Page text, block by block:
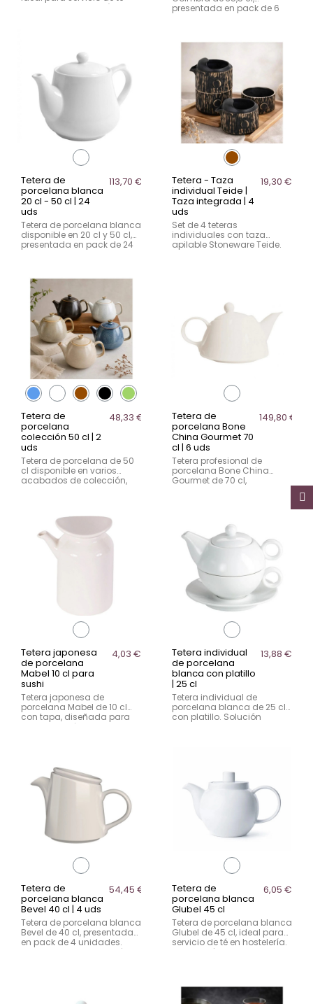
elegante en hostelería.
presentada en pack de 6
Tetera de
porcelana blanca
20 cl - 50 cl | 24
uds
113,70 €
Tetera de porcelana blanca
disponible en 20 cl y 50 cl,
presentada en pack de 24
Tetera - Taza
individual Teide |
Taza integrada | 4
uds
19,30 €
Set de 4 teteras
individuales con taza
apilable Stoneware Teide.
Tetera de
porcelana
colección 50 cl | 2
uds
48,33 €
Tetera de porcelana de 50
cl disponible en varios
acabados de colección,
Tetera de
porcelana Bone
China Gourmet 70
cl | 6 uds
149,80 €
Tetera profesional de
porcelana Bone China
Gourmet de 70 cl,
Tetera japonesa
de porcelana
Mabel 10 cl para
sushi
4,03 €
Tetera japonesa de
porcelana Mabel de 10 cl
con tapa, diseñada para
servicio de té en
Tetera individual
de porcelana
blanca con platillo
| 25 cl
13,88 €
Tetera individual de
porcelana blanca de 25 cl
con platillo. Solución
Tetera de
porcelana blanca
Bevel 40 cl | 4 uds
54,45 €
Tetera de porcelana blanca
Bevel de 40 cl, presentada
en pack de 4 unidades.
Ideal para servicio de té en
Tetera de
porcelana blanca
Glubel 45 cl
6,05 €
Tetera de porcelana blanca
Glubel de 45 cl, ideal para
servicio de té en hostelería.
Diseño clásico, resistente y